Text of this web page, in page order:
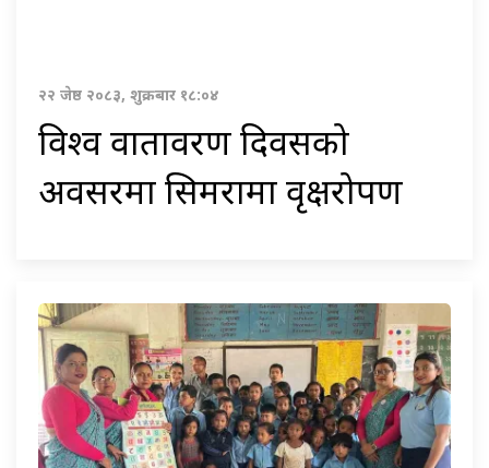
२२ जेष्ठ २०८३, शुक्रबार १८:०४
विश्व वातावरण दिवसको
अवसरमा सिमरामा वृक्षरोपण